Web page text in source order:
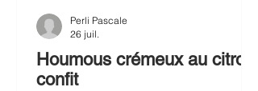
Houmous crémeux au citron
confit
Perli Pascale
26 juil.